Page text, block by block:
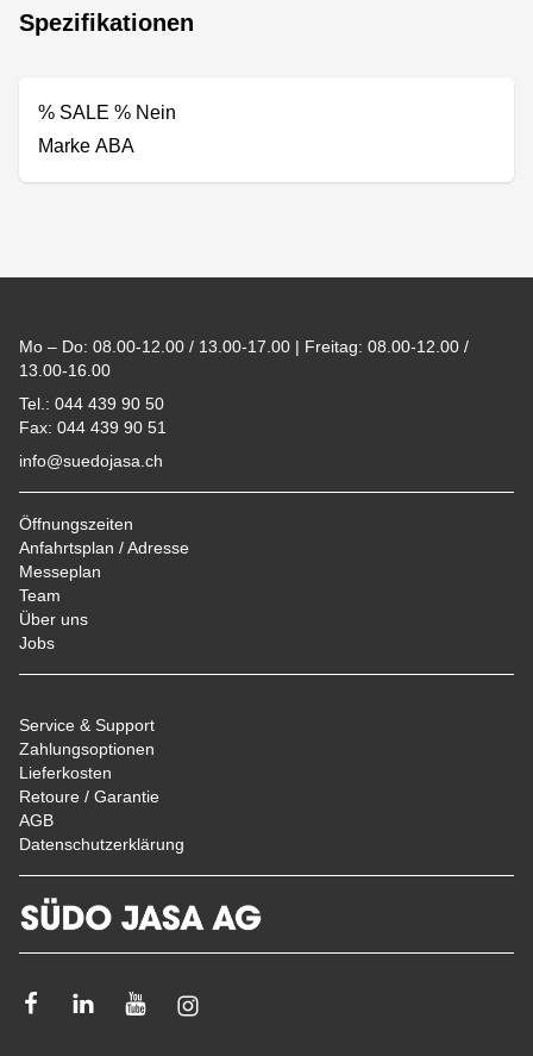
Spezifikationen
% SALE % Nein
Marke ABA
Mo – Do: 08.00-12.00 / 13.00-17.00 | Freitag: 08.00-12.00 /
13.00-16.00
Tel.: 044 439 90 50
Fax: 044 439 90 51
info@suedojasa.ch
Öffnungszeiten
Anfahrtsplan / Adresse
Messeplan
Team
Über uns
Jobs
Service & Support
Zahlungsoptionen
Lieferkosten
Retoure / Garantie
AGB
Datenschutzerklärung
FacebookLinkedinYoutubeInstagram